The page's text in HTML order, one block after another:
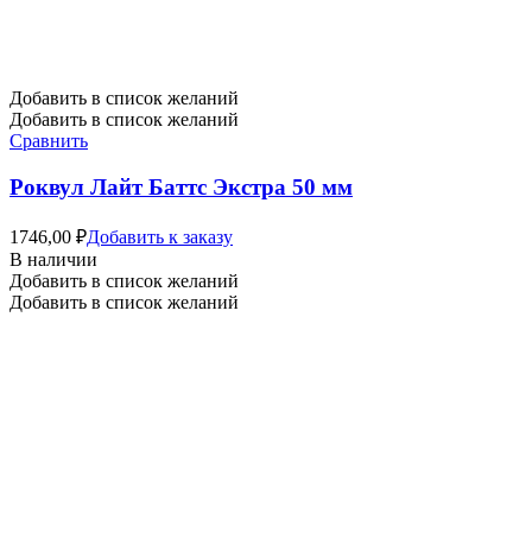
Добавить в список желаний
Добавить в список желаний
Сравнить
Роквул Лайт Баттс Экстра 50 мм
1746,00 ₽Добавить к заказу
В наличии
Добавить в список желаний
Добавить в список желаний